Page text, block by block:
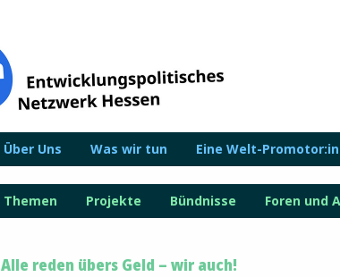
Über Uns Was wir tun Eine Welt-
Themen Projekte Bündnisse Foren und
Alle reden übers Geld – wir auch!